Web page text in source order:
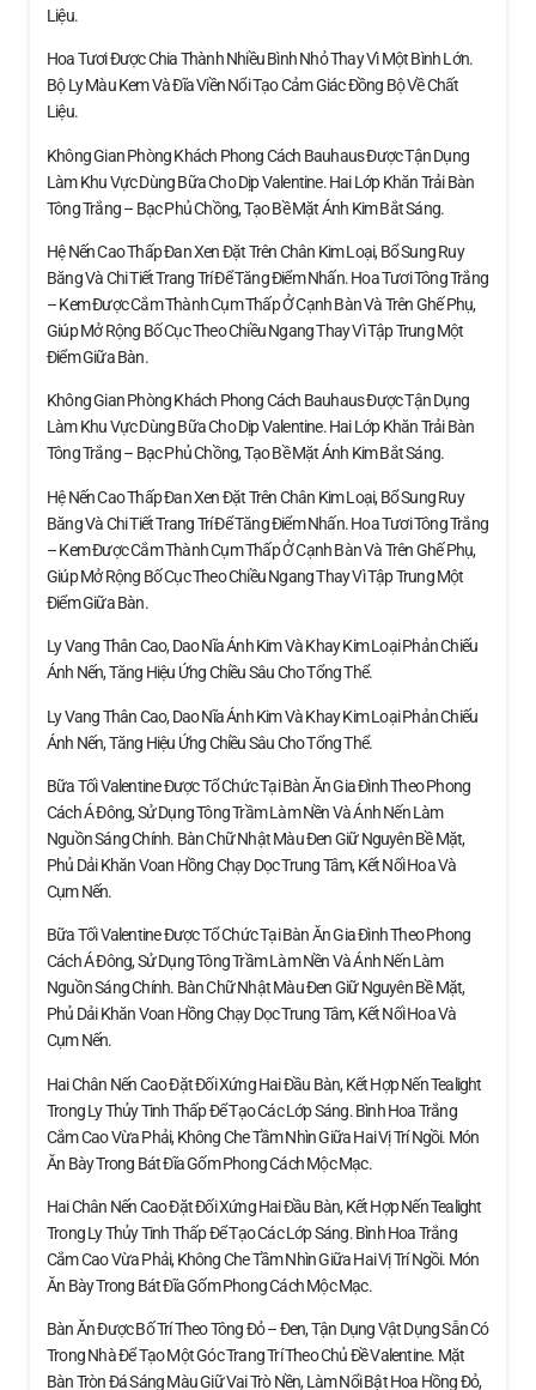
Liệu.
Hoa Tươi Được Chia Thành Nhiều Bình Nhỏ Thay Vì Một Bình Lớn.
Bộ Ly Màu Kem Và Đĩa Viền Nổi Tạo Cảm Giác Đồng Bộ Về Chất
Liệu.
Không Gian Phòng Khách Phong Cách Bauhaus Được Tận Dụng
Làm Khu Vực Dùng Bữa Cho Dịp Valentine. Hai Lớp Khăn Trải Bàn
Tông Trắng – Bạc Phủ Chồng, Tạo Bề Mặt Ánh Kim Bắt Sáng.
Hệ Nến Cao Thấp Đan Xen Đặt Trên Chân Kim Loại, Bổ Sung Ruy
Băng Và Chi Tiết Trang Trí Để Tăng Điểm Nhấn. Hoa Tươi Tông Trắng
– Kem Được Cắm Thành Cụm Thấp Ở Cạnh Bàn Và Trên Ghế Phụ,
Giúp Mở Rộng Bố Cục Theo Chiều Ngang Thay Vì Tập Trung Một
Điểm Giữa Bàn.
Không Gian Phòng Khách Phong Cách Bauhaus Được Tận Dụng
Làm Khu Vực Dùng Bữa Cho Dịp Valentine. Hai Lớp Khăn Trải Bàn
Tông Trắng – Bạc Phủ Chồng, Tạo Bề Mặt Ánh Kim Bắt Sáng.
Hệ Nến Cao Thấp Đan Xen Đặt Trên Chân Kim Loại, Bổ Sung Ruy
Băng Và Chi Tiết Trang Trí Để Tăng Điểm Nhấn. Hoa Tươi Tông Trắng
– Kem Được Cắm Thành Cụm Thấp Ở Cạnh Bàn Và Trên Ghế Phụ,
Giúp Mở Rộng Bố Cục Theo Chiều Ngang Thay Vì Tập Trung Một
Điểm Giữa Bàn.
Ly Vang Thân Cao, Dao Nĩa Ánh Kim Và Khay Kim Loại Phản Chiếu
Ánh Nến, Tăng Hiệu Ứng Chiều Sâu Cho Tổng Thể.
Ly Vang Thân Cao, Dao Nĩa Ánh Kim Và Khay Kim Loại Phản Chiếu
Ánh Nến, Tăng Hiệu Ứng Chiều Sâu Cho Tổng Thể.
Bữa Tối Valentine Được Tổ Chức Tại Bàn Ăn Gia Đình Theo Phong
Cách Á Đông, Sử Dụng Tông Trầm Làm Nền Và Ánh Nến Làm
Nguồn Sáng Chính. Bàn Chữ Nhật Màu Đen Giữ Nguyên Bề Mặt,
Phủ Dải Khăn Voan Hồng Chạy Dọc Trung Tâm, Kết Nối Hoa Và
Cụm Nến.
Bữa Tối Valentine Được Tổ Chức Tại Bàn Ăn Gia Đình Theo Phong
Cách Á Đông, Sử Dụng Tông Trầm Làm Nền Và Ánh Nến Làm
Nguồn Sáng Chính. Bàn Chữ Nhật Màu Đen Giữ Nguyên Bề Mặt,
Phủ Dải Khăn Voan Hồng Chạy Dọc Trung Tâm, Kết Nối Hoa Và
Cụm Nến.
Hai Chân Nến Cao Đặt Đối Xứng Hai Đầu Bàn, Kết Hợp Nến Tealight
Trong Ly Thủy Tinh Thấp Để Tạo Các Lớp Sáng. Bình Hoa Trắng
Cắm Cao Vừa Phải, Không Che Tầm Nhìn Giữa Hai Vị Trí Ngồi. Món
Ăn Bày Trong Bát Đĩa Gốm Phong Cách Mộc Mạc.
Hai Chân Nến Cao Đặt Đối Xứng Hai Đầu Bàn, Kết Hợp Nến Tealight
Trong Ly Thủy Tinh Thấp Để Tạo Các Lớp Sáng. Bình Hoa Trắng
Cắm Cao Vừa Phải, Không Che Tầm Nhìn Giữa Hai Vị Trí Ngồi. Món
Ăn Bày Trong Bát Đĩa Gốm Phong Cách Mộc Mạc.
Bàn Ăn Được Bố Trí Theo Tông Đỏ – Đen, Tận Dụng Vật Dụng Sẵn Có
Trong Nhà Để Tạo Một Góc Trang Trí Theo Chủ Đề Valentine. Mặt
Bàn Tròn Đá Sáng Màu Giữ Vai Trò Nền, Làm Nổi Bật Hoa Hồng Đỏ,